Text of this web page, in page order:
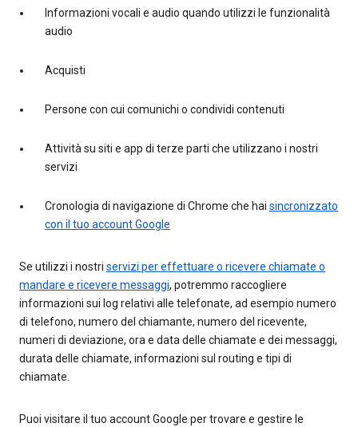
Informazioni vocali e audio quando utilizzi le funzionalità
audio
Acquisti
Persone con cui comunichi o condividi contenuti
Attività su siti e app di terze parti che utilizzano i nostri
servizi
Cronologia di navigazione di Chrome che hai sincronizzato
con il tuo account Google
Se utilizzi i nostri servizi per effettuare o ricevere chiamate o
mandare e ricevere messaggi, potremmo raccogliere
informazioni sui log relativi alle telefonate, ad esempio numero
di telefono, numero del chiamante, numero del ricevente,
numeri di deviazione, ora e data delle chiamate e dei messaggi,
durata delle chiamate, informazioni sul routing e tipi di
chiamate.
Puoi visitare il tuo account Google per trovare e gestire le